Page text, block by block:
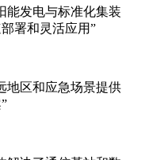
能发电与标准化集装
署和灵活应用”
地区和应急场景提供